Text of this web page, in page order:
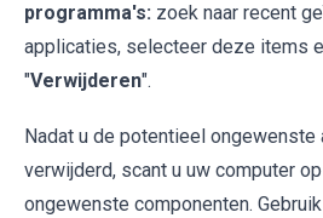
programma's: zoek naar recent
applicaties, selecteer deze items
"Verwijderen".
Nadat u de potentieel
verwijderd, scant u uw computer
ongewenste componenten.